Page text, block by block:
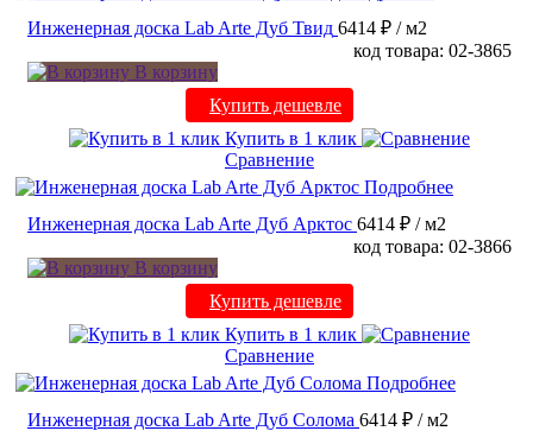
Инженерная доска Lab Arte Дуб Твид 6414 ₽ / м2
код товара: 02-3865
В корзину
Купить дешевле
Купить в 1 клик
Сравнение
Подробнее
Инженерная доска Lab Arte Дуб Арктос 6414 ₽ / м2
код товара: 02-3866
В корзину
Купить дешевле
Купить в 1 клик
Сравнение
Подробнее
Инженерная доска Lab Arte Дуб Солома 6414 ₽ / м2